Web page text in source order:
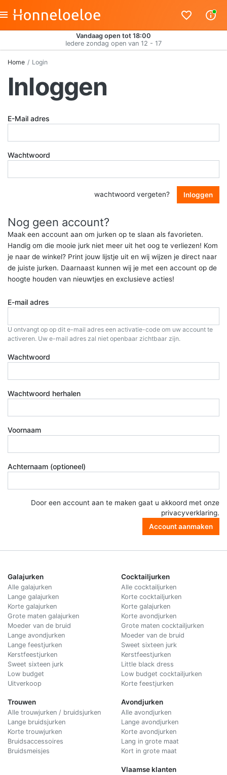
Vandaag open tot 18:00
Iedere zondag open van 12 - 17
Home Login
Inloggen
E-Mail adres
Wachtwoord
wachtwoord vergeten? Inloggen
Nog geen account?
Maak een account aan om jurken op te slaan als favorieten.
Handig om die mooie jurk niet meer uit het oog te verliezen! Kom
je naar de winkel? Print jouw lijstje uit en wij wijzen je direct naar
de juiste jurken. Daarnaast kunnen wij je met een account op de
hoogte houden van nieuwtjes en exclusieve acties!
E-mail adres
U ontvangt op op dit e-mail adres een activatie-code om uw account te
activeren. Uw e-mail adres zal niet openbaar zichtbaar zijn.
Wachtwoord
Wachtwoord herhalen
Voornaam
Achternaam (optioneel)
Door een account aan te maken gaat u akkoord met onze
privacyverklaring.
Account aanmaken
Galajurken
Alle galajurken
Lange galajurken
Korte galajurken
Grote maten galajurken
Moeder van de bruid
Lange avondjurken
Lange feestjurken
Kerstfeestjurken
Sweet sixteen jurk
Low budget
Uitverkoop
Trouwen
Alle trouwjurken / bruidsjurken
Lange bruidsjurken
Korte trouwjurken
Bruidsaccessoires
Bruidsmeisjes
Cocktailjurken
Alle cocktailjurken
Korte cocktailjurken
Korte galajurken
Korte avondjurken
Grote maten cocktailjurken
Moeder van de bruid
Sweet sixteen jurk
Kerstfeestjurken
Little black dress
Low budget cocktailjurken
Korte feestjurken
Avondjurken
Alle avondjurken
Lange avondjurken
Korte avondjurken
Lang in grote maat
Kort in grote maat
Vlaamse klanten